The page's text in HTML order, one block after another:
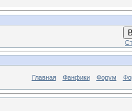
Главная Фанфики Форум